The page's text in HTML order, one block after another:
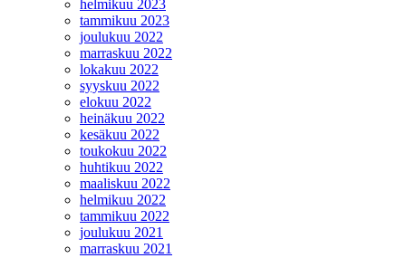
helmikuu 2023
tammikuu 2023
joulukuu 2022
marraskuu 2022
lokakuu 2022
syyskuu 2022
elokuu 2022
heinäkuu 2022
kesäkuu 2022
toukokuu 2022
huhtikuu 2022
maaliskuu 2022
helmikuu 2022
tammikuu 2022
joulukuu 2021
marraskuu 2021